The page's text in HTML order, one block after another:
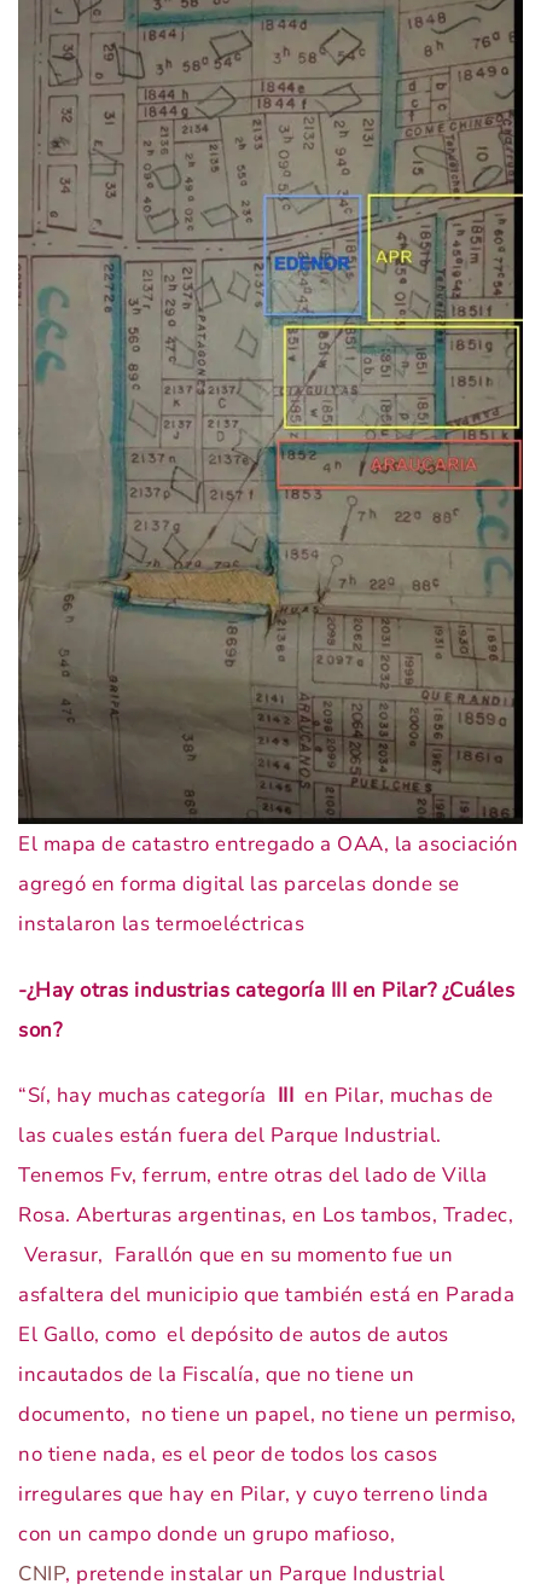
El mapa de catastro entregado a OAA, la asociación
agregó en forma digital las parcelas donde se
instalaron las termoeléctricas
-¿Hay otras industrias categoría III en Pilar? ¿Cuáles
son?
“Sí, hay muchas categoría III en Pilar, muchas de
las cuales están fuera del Parque Industrial.
Tenemos Fv, ferrum, entre otras del lado de Villa
Rosa. Aberturas argentinas, en Los tambos, Tradec,
Verasur, Farallón que en su momento fue un
asfaltera del municipio que también está en Parada
El Gallo, como el depósito de autos de autos
incautados de la Fiscalía, que no tiene un
documento, no tiene un papel, no tiene un permiso,
no tiene nada, es el peor de todos los casos
irregulares que hay en Pilar, y cuyo terreno linda
con un campo donde un grupo mafioso,
CNIP, pretende instalar un Parque Industrial